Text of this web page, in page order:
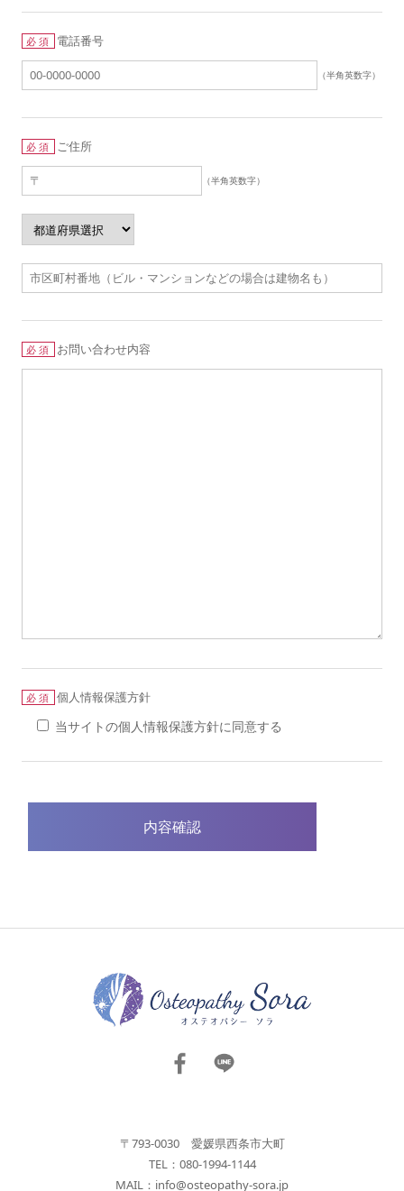
必須 電話番号
（半角英数字）
必須 ご住所
（半角英数字）
必須 お問い合わせ内容
必須 個人情報保護方針
当サイトの個人情報保護方針に同意する
〒793-0030 愛媛県西条市大町
TEL：080-1994-1144
MAIL： info@osteopathy-sora.jp